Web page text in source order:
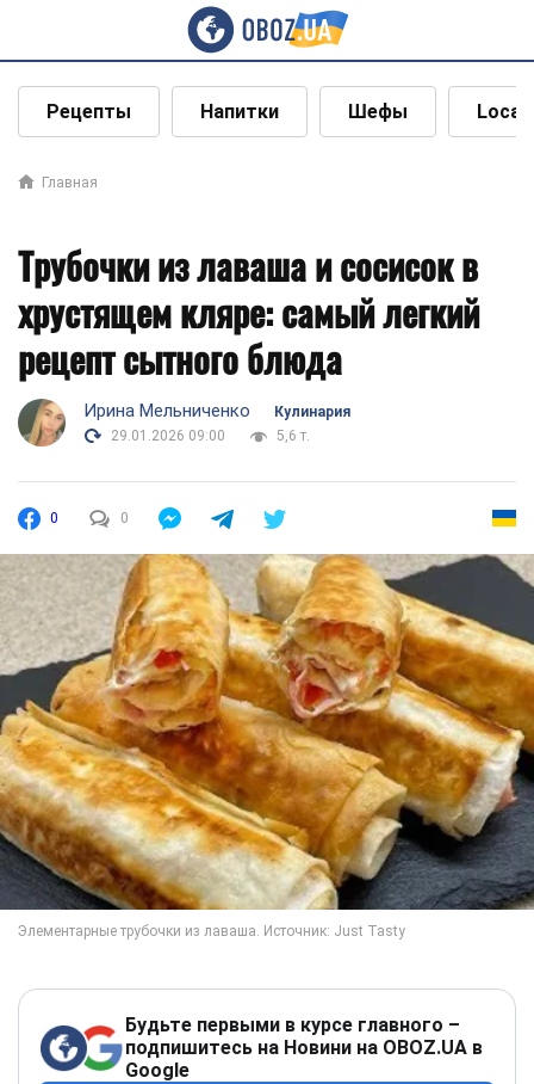
Рецепты Напитки Шефы Local
Главная
Трубочки из лаваша и сосисок в
хрустящем кляре: самый легкий
рецепт сытного блюда
Ирина Мельниченко
Кулинария
29.01.2026 09:00
5,6 т.
0 0
Будьте первыми в курсе главного –
подпишитесь на Новини на OBOZ.UA в
Google